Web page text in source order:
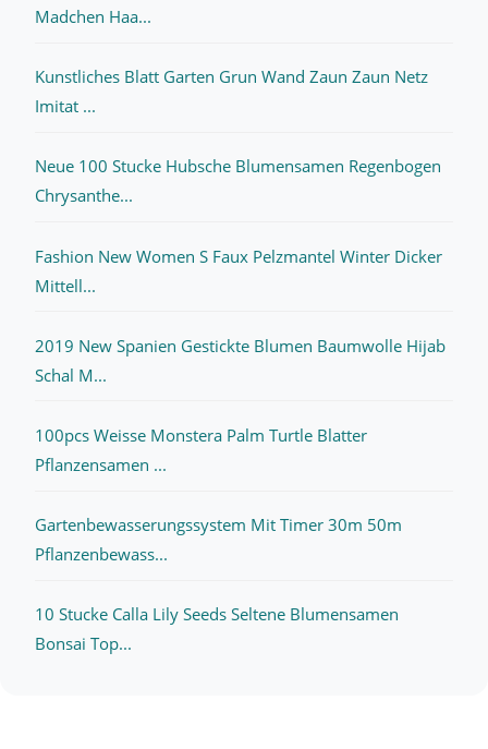
Madchen Haa...
Kunstliches Blatt Garten Grun Wand Zaun Zaun Netz
Imitat ...
Neue 100 Stucke Hubsche Blumensamen Regenbogen
Chrysanthe...
Fashion New Women S Faux Pelzmantel Winter Dicker
Mittell...
2019 New Spanien Gestickte Blumen Baumwolle Hijab
Schal M...
100pcs Weisse Monstera Palm Turtle Blatter
Pflanzensamen ...
Gartenbewasserungssystem Mit Timer 30m 50m
Pflanzenbewass...
10 Stucke Calla Lily Seeds Seltene Blumensamen
Bonsai Top...